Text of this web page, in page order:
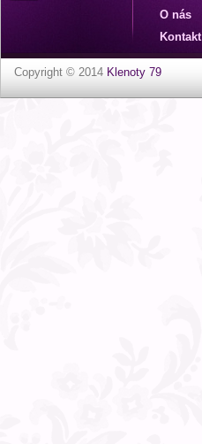
O nás
Kontakt
Copyright © 2014 Klenoty 79